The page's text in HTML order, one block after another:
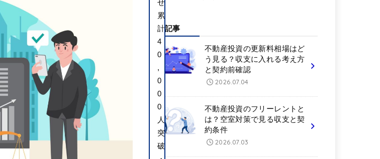
新着記事
不動産投資の更新料相場はど
う見る？収支に入れる考え方
と契約前確認
2026.07.04
不動産投資のフリーレントと
は？空室対策で見る収支と契
約条件
2026.07.03
せ
累
計
4
0
,
0
0
0
人
突
破